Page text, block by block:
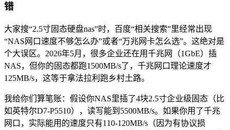
错
大家搜“2.5寸固态硬盘nas”时，百度“相关搜索”里经常出现
“NAS网口速度不够怎么办”或者“万兆网卡怎么选”。这绝对是
个大误区。2026年5月，很多企业还在用千兆网（1GbE）插
NAS，但你的固态都跑1500MB/s了，千兆网口理论速度才
125MB/s，这等于拿法拉利跑乡村土路。
我给你们算笔账：假设你NAS里插了4块2.5寸企业级固态（比
如英特尔D7-P5510），读写能到5500MB/s。如果你用了千兆
网口，实际能用的速度只有110-120MB/s（因为有协议损